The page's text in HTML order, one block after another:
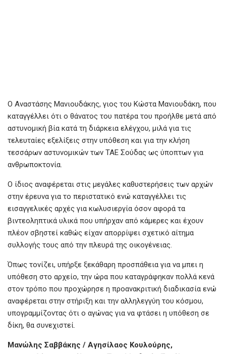
Ο Αναστάσης Μανιουδάκης, γιος του Κώστα Μανιουδάκη, που
καταγγέλλει ότι ο θάνατος του πατέρα του προήλθε μετά από
αστυνομική βία κατά τη διάρκεια ελέγχου, μιλά για τις
τελευταίες εξελίξεις στην υπόθεση και για την κλήση
τεσσάρων αστυνομικών των ΤΑΕ Σούδας ως ύποπτων για
ανθρωποκτονία.
Ο ίδιος αναφέρεται στις μεγάλες καθυστερήσεις των αρχών
στην έρευνα για το περιστατικό ενώ καταγγέλλει τις
εισαγγελικές αρχές για κωλυσιεργία όσον αφορά τα
βιντεοληπτικά υλικά που υπήρχαν από κάμερες και έχουν
πλέον σβηστεί καθώς είχαν απορρίψει σχετικό αίτημα
συλλογής τους από την πλευρά της οικογένειας.
Όπως τονίζει, υπήρξε ξεκάθαρη προσπάθεια για να μπει η
υπόθεση στο αρχείο, την ώρα που καταγράφηκαν πολλά κενά
στον τρόπο που προχώρησε η προανακριτική διαδικασία ενώ
αναφέρεται στην στήριξη και την αλληλεγγύη του κόσμου,
υπογραμμίζοντας ότι ο αγώνας για να φτάσει η υπόθεση σε
δίκη, θα συνεχιστεί.
Μανώλης Σαββάκης / Αγησίλαος Κουλούρης,